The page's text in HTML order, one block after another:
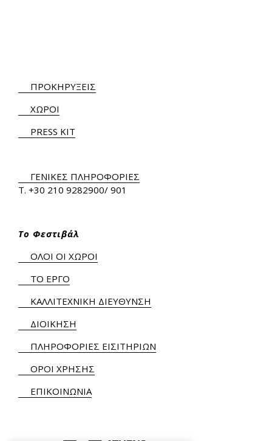
ΠΡΟΚΗΡΥΞΕΙΣ
ΧΩΡΟΙ
PRESS KIT
ΓΕΝΙΚΕΣ ΠΛΗΡΟΦΟΡΙΕΣ
Τ. +30 210 9282900/ 901
Το Φεστιβάλ
ΟΛΟΙ ΟΙ ΧΩΡΟΙ
ΤΟ ΕΡΓΟ
ΚΑΛΛΙΤΕΧΝΙΚΗ ΔΙΕΥΘΥΝΣΗ
ΔΙΟΙΚΗΣΗ
ΠΛΗΡΟΦΟΡΙΕΣ ΕΙΣΙΤΗΡΙΩΝ
ΟΡΟΙ ΧΡΗΣΗΣ
ΕΠΙΚΟΙΝΩΝΙΑ